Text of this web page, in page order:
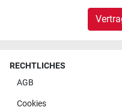
RECHTLICHES
AGB
Cookies